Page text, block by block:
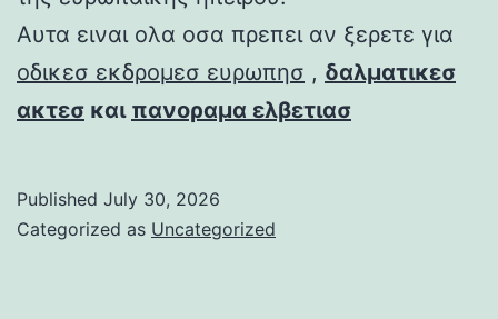
Αυτα ειναι ολα οσα πρεπει αν ξερετε για
οδικεσ εκδρομεσ ευρωπησ , δαλματικεσ
ακτεσ και πανοραμα ελβετιασ
Published July 30, 2026
Categorized as Uncategorized